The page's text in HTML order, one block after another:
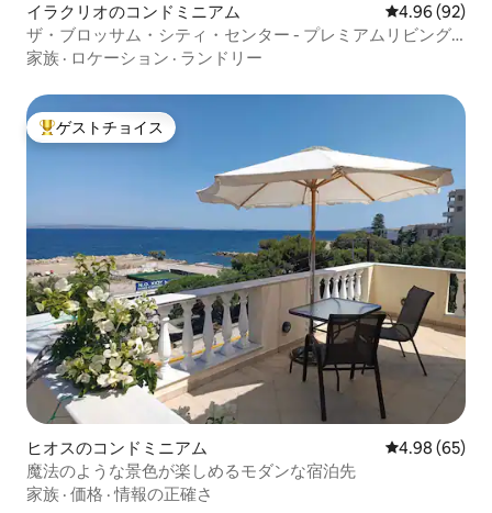
イラクリオのコンドミニアム レビュー92
4.96 (92)
ザ・ブロッサム・シティ・センター - プレミアムリビング
レジデンス
家族 · ロケーション · ランドリー
大好評のゲストチョイスです。
ゲストチョイス
ヒオスのコンドミニアム レビュー65
4.98 (65)
魔法のような景色が楽しめるモダンな宿泊先
家族 · 価格 ·情報の正確さ